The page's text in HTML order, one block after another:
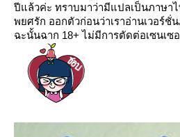
ปีแล้วค่ะ ทราบมาว่ามีแปลเป็นภาษา
พยศรัก ออกตัวก่อนว่าเราอ่านเวอร์ชั่
ฉะนั้นฉาก 18+ ไม่มีการตัดต่อเซนเซ